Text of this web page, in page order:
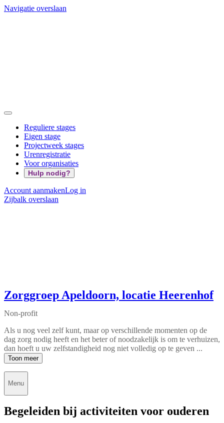
Navigatie overslaan
Reguliere stages
Eigen stage
Projectweek stages
Urenregistratie
Voor organisaties
Hulp nodig?
Account aanmakenLog in
Zijbalk overslaan
Zorggroep Apeldoorn, locatie Heerenhof
Non-profit
Als u nog veel zelf kunt, maar op verschillende momenten op de
dag zorg nodig heeft en het beter of noodzakelijk is om te verhuizen,
dan hoeft u uw zelfstandigheid nog niet volledig op te geven ...
Toon meer
Menu
Begeleiden bij activiteiten voor ouderen